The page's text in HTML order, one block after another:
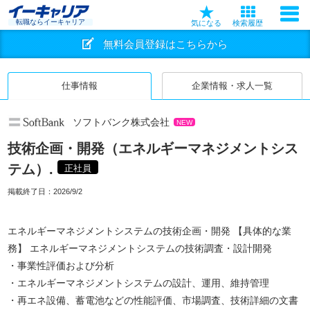
転職ならイーキャリア 気になる 検索履歴
無料会員登録はこちらから
仕事情報 企業情報・求人一覧
ソフトバンク株式会社 NEW
技術企画・開発（エネルギーマネジメントシス
テム）.
正社員
掲載終了日： 2026/9/2
エネルギーマネジメントシステムの技術企画・開発 【具体的な業
務】 エネルギーマネジメントシステムの技術調査・設計開発
・事業性評価および分析
・エネルギーマネジメントシステムの設計、運用、維持管理
・再エネ設備、蓄電池などの性能評価、市場調査、技術詳細の文書